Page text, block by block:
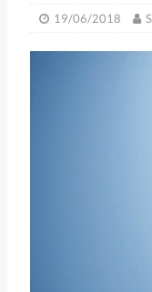
19/06/2018